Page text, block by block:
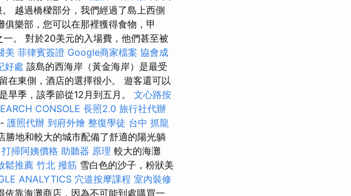
越過橋樑部分，我們經過了島上西側
樂部，您可以在那裡獲得食物，甲
。 對於20美元的入場費，他們甚至被
美 菲律賓簽證 Google商家檔案 協會成
好處 該島的西海岸（黃金海岸）是最受
在東側，酒店的選擇很小。 遊客還可以
旱季，該季節從12月到五月。 文心路按
CONSOLE 長照2.0 旅行社代辦
- 護照代辦 到府外燴 整復學徒 台中 抓龍
地和較大的城市配備了舒適的陽光躺
打掃阿姨價格 助聽器 原理 較大的海灘
鬆推薦 竹北 撥筋 雪白色的沙子，粉狀美
ANALYTICS 穴道按摩課程 室內裝修
靠海灘商店，因為不可能到處購買一